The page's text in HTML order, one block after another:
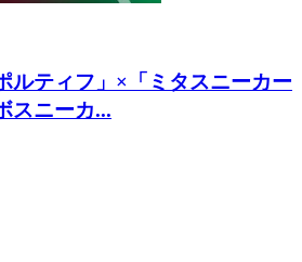
ルティフ」×「ミタスニーカー
スニーカ...